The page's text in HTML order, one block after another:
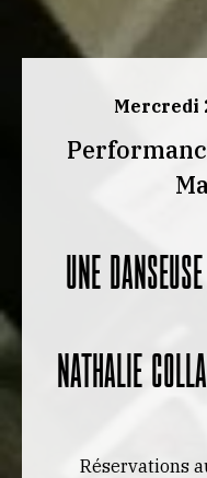
Mercredi
UNE
Nathalie
Réservations